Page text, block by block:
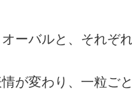
ーバルと、それぞ
が変わり、一粒ご